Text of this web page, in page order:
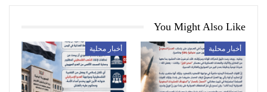
You Might Also Like
أخبار محلية أخبار محلية